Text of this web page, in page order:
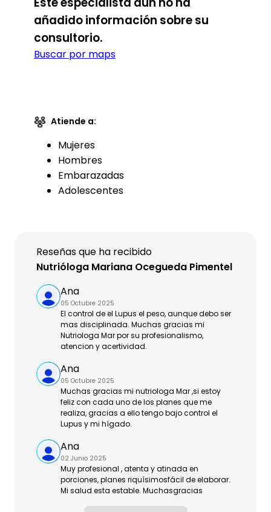
añadido información sobre su
consultorio.
Buscar por maps
Atiende a:
Mujeres
Hombres
Embarazadas
Adolescentes
Reseñas que ha recibido
Nutrióloga Mariana Ocegueda Pimentel
Ana
05 Octubre 2025
El control de el Lupus el peso, aunque debo ser
mas disciplinada. Muchas gracias mi
Nutriologa Mar por su profesionalismo,
atencion y acertividad.
Ana
05 Octubre 2025
Muchas gracias mi nutriologa Mar ,si estoy
feliz con cada uno de los planes que me
realiza, gracias a ello tengo bajo control el
Lupus y mi hígado.
Ana
02 Junio 2025
Muy profesional , atenta y atinada en
porciones, planes riquísimosfácil de elaborar.
Mi salud esta estable. Muchasgracias